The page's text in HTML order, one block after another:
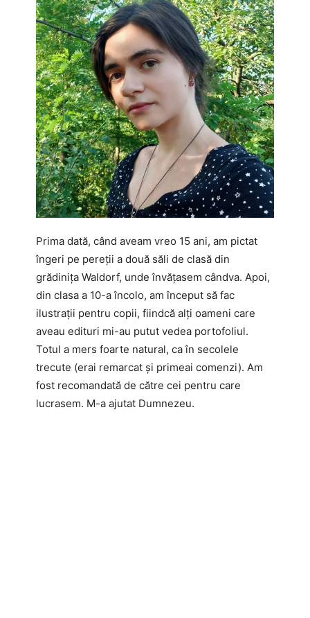
Prima dată, când aveam vreo 15 ani, am pictat
îngeri pe pereții a două săli de clasă din
grădinița Waldorf, unde învățasem cândva. Apoi,
din clasa a 10-a încolo, am început să fac
ilustrații pentru copii, fiindcă alți oameni care
aveau edituri mi-au putut vedea portofoliul.
Totul a mers foarte natural, ca în secolele
trecute (erai remarcat și primeai comenzi). Am
fost recomandată de către cei pentru care
lucrasem. M-a ajutat Dumnezeu.